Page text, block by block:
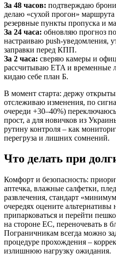
За 48 часов: подтверждаю
делаю «сухой прогон»
резервные пункты пропуска и
За 24 часа: обновляю прогноз
настраиваю push‑уведомления,
заправки перед КПП.
За 2 часа: сверяю камеры и
рассчитываю ETA и временные
кидаю себе план Б.
В момент старта: держу
отслеживаю изменения, по
очереди +30–40%)
прост, а для новичков из
рутину контроля – как
перегруза и лишних сомнений.
Что делать при
Комфорт и безопасность:
аптечка, влажные салфетки,
развлечения, стандарт
очередях оцените
припарковаться и перейти
на стороне ЕС, переночевать в
Пограничникам всегда можно
процедуре прохождения –
излишнюю нагрузку ожидания.